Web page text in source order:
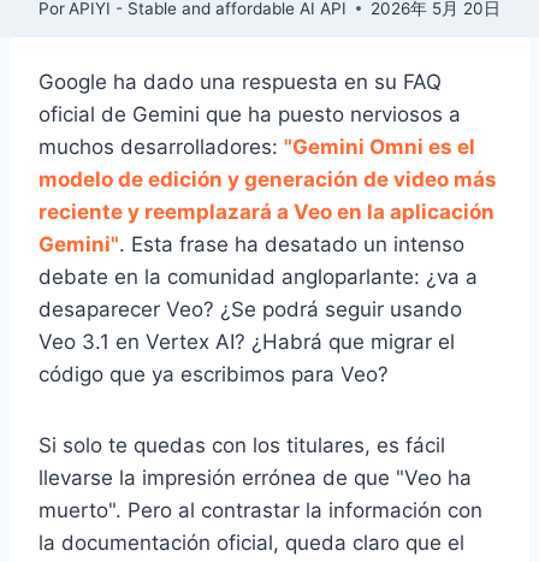
Por APIYI - Stable and affordable AI API 2026年 5月 20日
Google ha dado una respuesta en su FAQ
oficial de Gemini que ha puesto nerviosos a
muchos desarrolladores: "Gemini Omni es el
modelo de edición y generación de video más
reciente y reemplazará a Veo en la aplicación
Gemini". Esta frase ha desatado un intenso
debate en la comunidad angloparlante: ¿va a
desaparecer Veo? ¿Se podrá seguir usando
Veo 3.1 en Vertex AI? ¿Habrá que migrar el
código que ya escribimos para Veo?
Si solo te quedas con los titulares, es fácil
llevarse la impresión errónea de que "Veo ha
muerto". Pero al contrastar la información con
la documentación oficial, queda claro que el